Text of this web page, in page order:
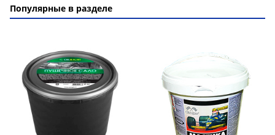
Популярные в разделе